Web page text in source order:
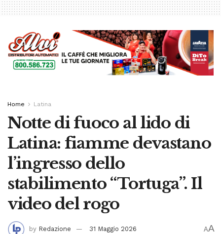
Home Latina
Notte di fuoco al lido di
Latina: fiamme devastano
l’ingresso dello
stabilimento “Tortuga”. Il
video del rogo
by Redazione 31 Maggio 2026 AA